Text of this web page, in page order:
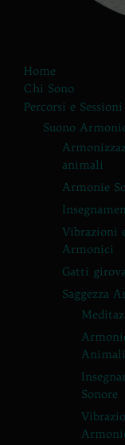
Home
Chi Sono
Percorsi e Sessioni
Suono
animali
Armonie
Vibrazioni
Armonici
Gatti
Saggezza
Animali
Sonore